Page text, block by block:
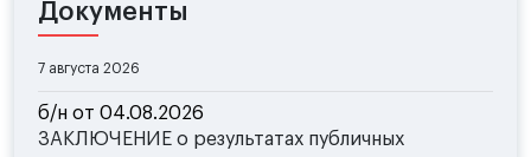
Документы
7 августа 2026
б/н от 04.08.2026
ЗАКЛЮЧЕНИЕ о результатах публичных